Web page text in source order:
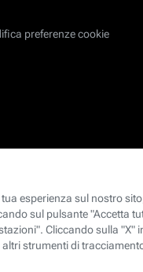
preferenze cookie